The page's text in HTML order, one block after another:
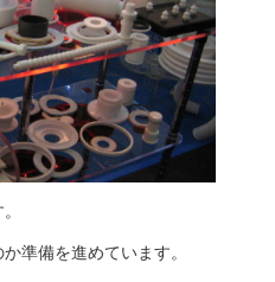
準備を進めています。